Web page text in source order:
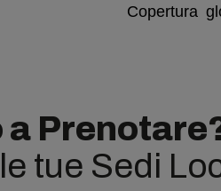
Copertura
a
tue Sedi